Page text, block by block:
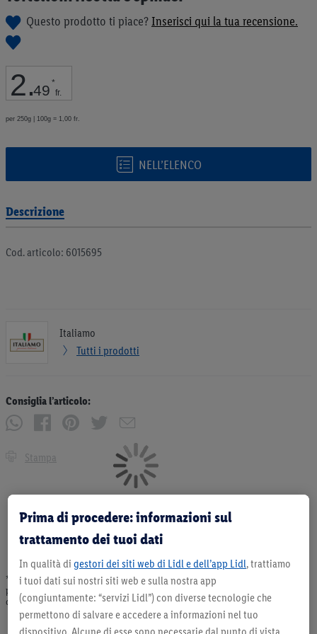
Questo prodotto ti piace?Inserisci qui la tua recensione.
2.49 *
fr.
per 250g | 100g = 1,00 fr.
NELL’ELENCO
di
immagini
Descrizione
Cod. articolo: 6015695
Italiamo
Tutti i prodotti
Consiglia l’articolo:
Stampa
* Offerta valida fino ad esaurimento scorte. Tutti i prezzi senza decorazioni. I
prodotti qui reclamizzati, soprattutto quelli non-food, non fanno sempre parte
dell’assortimento. Ill. dimostrativa.
Prima di procedere: informazioni sul
trattamento dei tuoi dati
In qualità di gestori dei siti web di Lidl e dell’app Lidl, trattiamo
i tuoi dati sui nostri siti web e sulla nostra app
(congiuntamente: “servizi Lidl”) con diverse tecnologie che
permettono di salvare e accedere a informazioni nel tuo